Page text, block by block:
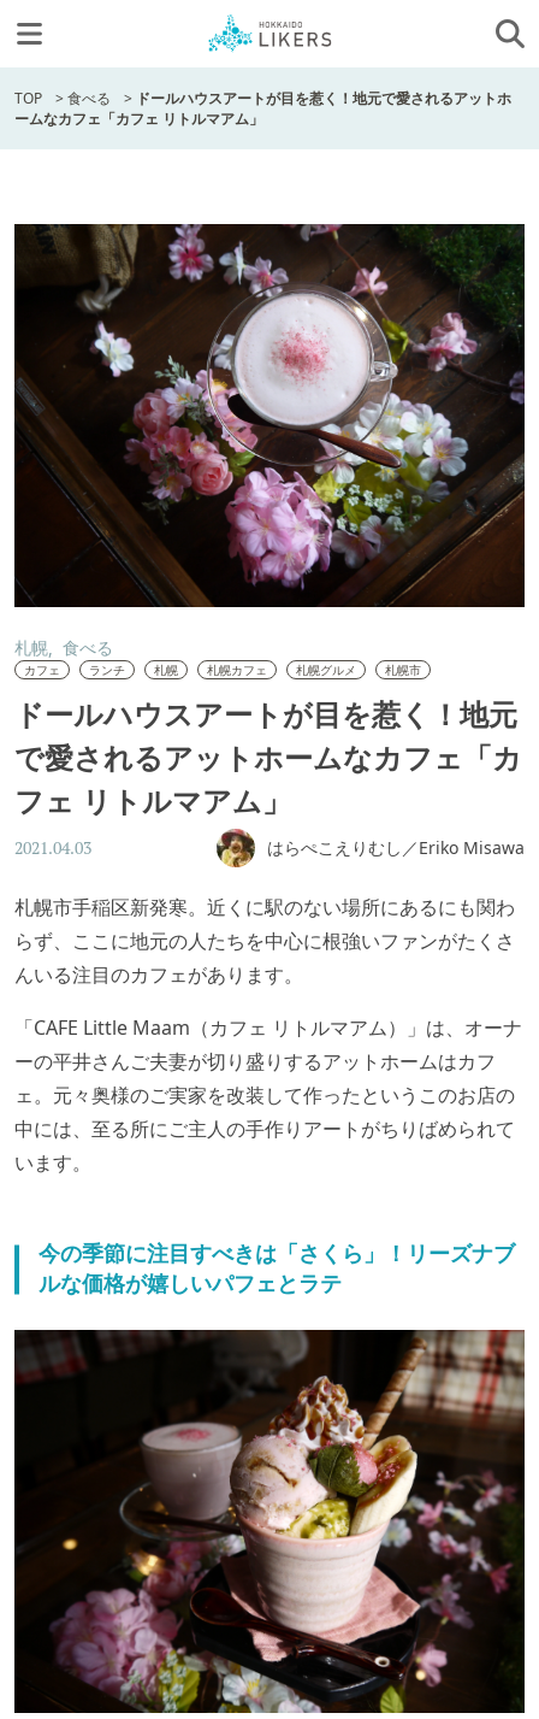
TOP >食べる > ドールハウスアートが目を惹く！地元で愛されるアットホ
ームなカフェ「カフェ リトルマアム」
札幌 食べる
カフェ ランチ 札幌 札幌カフェ 札幌グルメ 札幌市
ドールハウスアートが目を惹く！地元
で愛されるアットホームなカフェ「カ
フェ リトルマアム」
2021.04.03 はらぺこえりむし／Eriko Misawa
札幌市手稲区新発寒。近くに駅のない場所にあるにも関わ
らず、ここに地元の人たちを中心に根強いファンがたくさ
んいる注目のカフェがあります。
「CAFE Little Maam（カフェ リトルマアム）」は、オーナ
ーの平井さんご夫妻が切り盛りするアットホームはカフ
ェ。元々奥様のご実家を改装して作ったというこのお店の
中には、至る所にご主人の手作りアートがちりばめられて
います。
今の季節に注目すべきは「さくら」！リーズナブ
ルな価格が嬉しいパフェとラテ